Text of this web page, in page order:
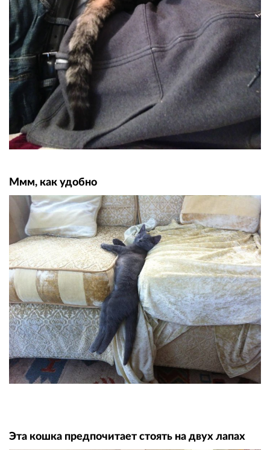
Ммм, как удобно
Эта кошка предпочитает стоять на двух лапах